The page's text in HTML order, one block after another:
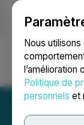
Nous
l’amélioration
Politique de
personnels et
Ouvrir